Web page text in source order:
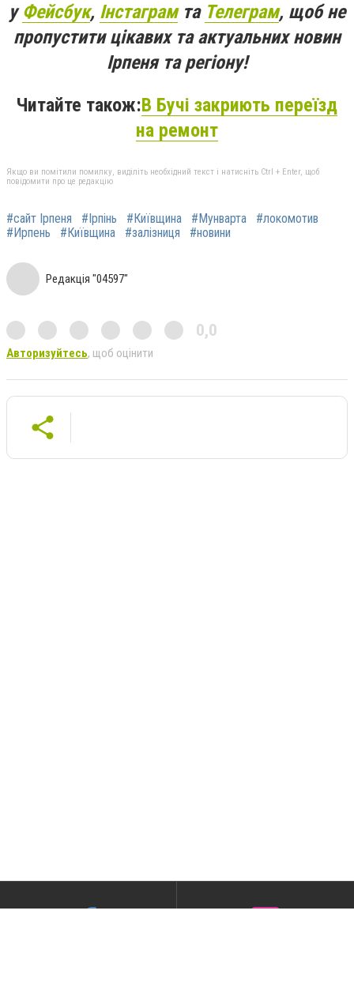
уФейсбук, Інстаграмта Телеграм, щоб не
пропустити цікавих та актуальних новин
Ірпеня та регіону!
Читайте також:В Бучі закриють переїзд
на ремонт
Якщо ви помітили помилку, виділіть необхідний текст і натисніть Ctrl + Enter, щоб
повідомити про це редакцію
#сайт Ірпеня #Ірпінь #Київщина #Мунварта
#локомотив
#Ирпень
#Київщина #залізниця #новини
Редакція "04597"
0,0
Авторизуйтесь, щоб оцінити